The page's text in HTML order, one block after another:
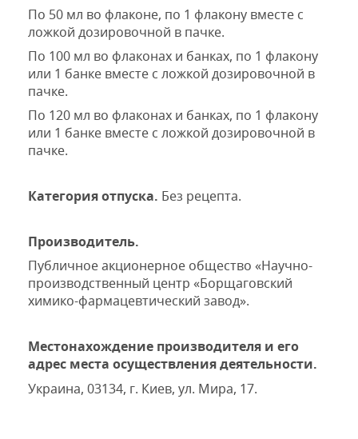
По 50 мл во флаконе, по 1 флакону вместе с
ложкой дозировочной в пачке.
По 100 мл во флаконах и банках, по 1 флакону
или 1 банке вместе с ложкой дозировочной в
пачке.
По 120 мл во флаконах и банках, по 1 флакону
или 1 банке вместе с ложкой дозировочной в
пачке.
Категория отпуска. Без рецепта.
Производитель.
Публичное акционерное общество «Научно-
производственный центр «Борщаговский
химико-фармацевтический завод».
Местонахождение производителя и его
адрес места осуществления деятельности.
Украина, 03134, г. Киев, ул. Мира, 17.